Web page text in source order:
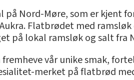
på Nord-Møre, som er kjent
Flatbrødet med
på lokal ramsløk og salt fra
vår unike smak,
merket på flatbrød